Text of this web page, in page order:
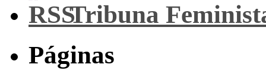
Tribuna
Páginas